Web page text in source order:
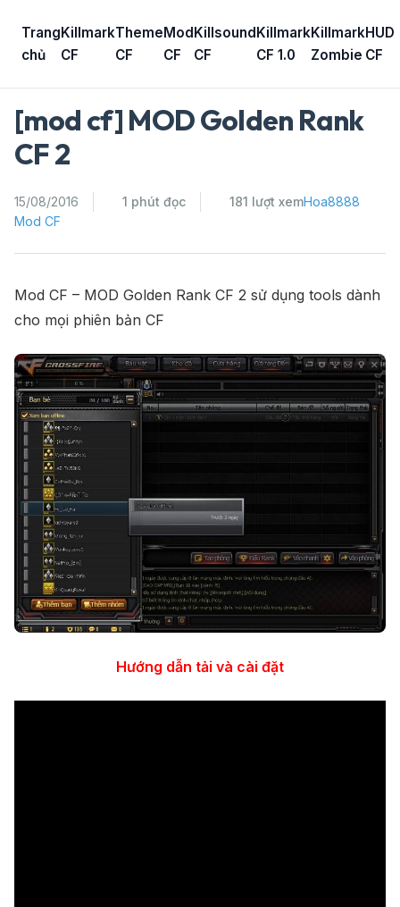
content
Trang
chủ
Killmark
CF
Theme
CF
Mod
CF
Killsound
CF
Killmark
CF 1.0
Killmark
Zombie
HUD
CF
[mod cf] MOD Golden Rank
CF 2
15/08/2016 1 phút đọc 181 lượt xemHoa8888
Mod CF
Mod CF – MOD Golden Rank CF 2 sử dụng tools dành
cho mọi phiên bản CF
Hướng dẫn tải và cài đặt